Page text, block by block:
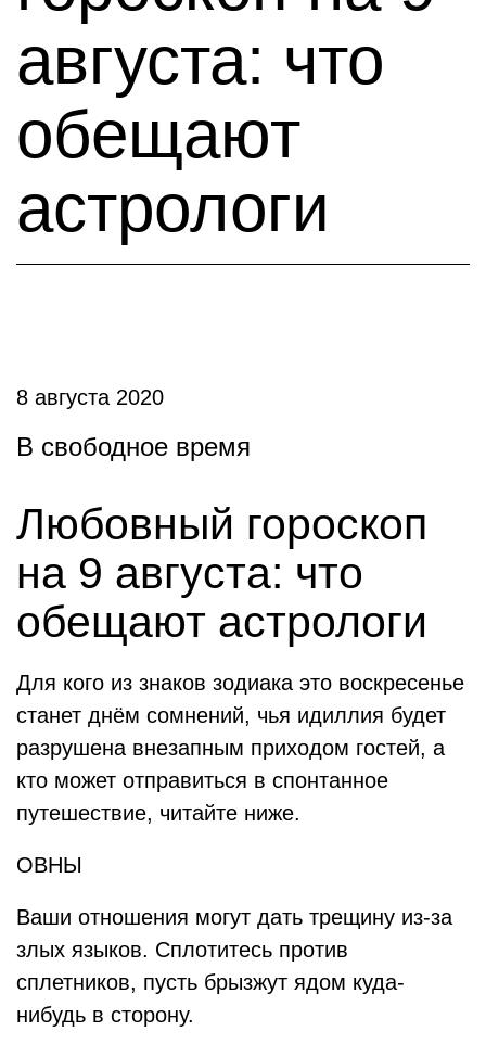
августа: что
обещают
астрологи
8 августа 2020
В свободное время
Любовный гороскоп
на 9 августа: что
обещают астрологи
Для кого из знаков зодиака это воскресенье
станет днём сомнений, чья идиллия будет
разрушена внезапным приходом гостей, а
кто может отправиться в спонтанное
путешествие, читайте ниже.
ОВНЫ
Ваши отношения могут дать трещину из-за
злых языков. Сплотитесь против
сплетников, пусть брызжут ядом куда-
нибудь в сторону.